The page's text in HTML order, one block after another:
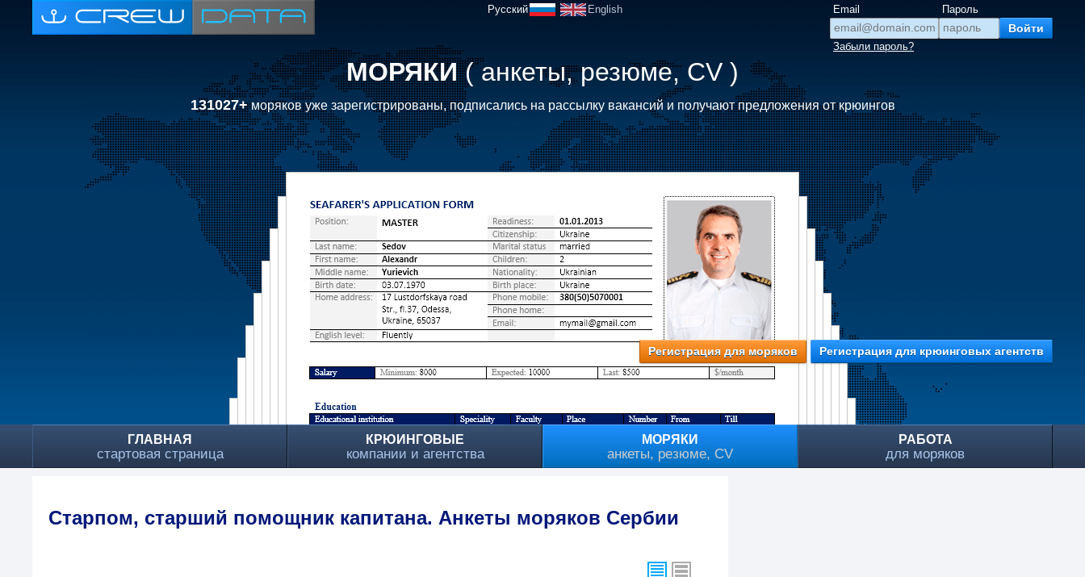
Русский English Email Пароль
Забыли пароль?
МОРЯКИ( анкеты, резюме, CV )
131027+моряков уже зарегистрированы, подписались на рассылку вакансий и получают предложения от крюингов
Регистрация для моряков Регистрация для крюинговых агентств
ГЛАВНАЯ
стартовая страница
КРЮИНГОВЫЕ
компании и агентства
МОРЯКИ
анкеты, резюме, CV
РАБОТА
для моряков
Старпом, старший помощник капитана. Анкеты моряков Сербии